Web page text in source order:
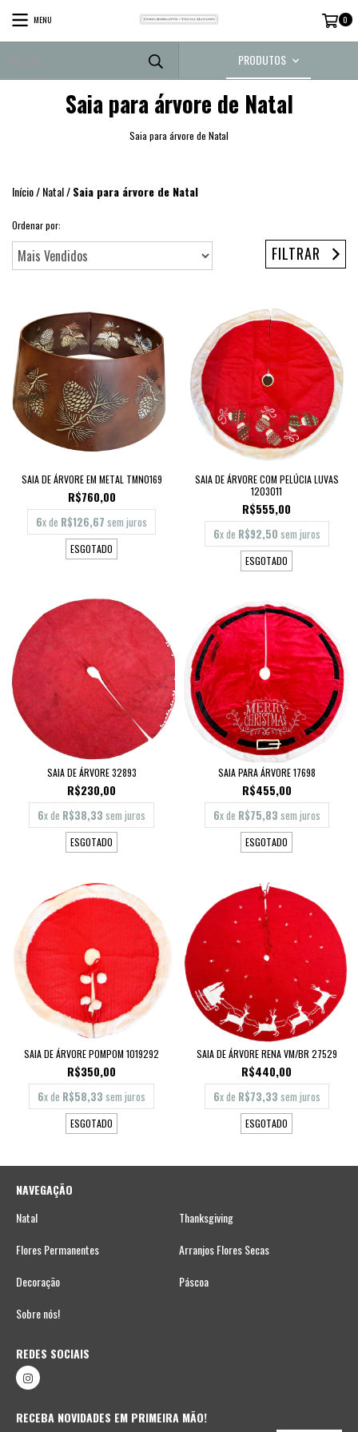
MENU 0
PRODUTOS
Saia para árvore de Natal
Saia para árvore de Natal
Início/Natal/Saia para árvore de Natal
Ordenar por:
FILTRAR
SAIA DE ÁRVORE EM METAL TMN0169
R$760,00
6x de R$126,67 sem juros
ESGOTADO
SAIA DE ÁRVORE COM PELÚCIA LUVAS
1203011
R$555,00
6x de R$92,50 sem juros
ESGOTADO
SAIA DE ÁRVORE 32893
R$230,00
6x de R$38,33 sem juros
ESGOTADO
SAIA PARA ÁRVORE 17698
R$455,00
6x de R$75,83 sem juros
ESGOTADO
SAIA DE ÁRVORE POMPOM 1019292
R$350,00
6x de R$58,33 sem juros
ESGOTADO
SAIA DE ÁRVORE RENA VM/BR 27529
R$440,00
6x de R$73,33 sem juros
ESGOTADO
NAVEGAÇÃO
Natal
Thanksgiving
Flores Permanentes
Arranjos Flores Secas
Decoração
Páscoa
Sobre nós!
REDES SOCIAIS
RECEBA NOVIDADES EM PRIMEIRA MÃO!